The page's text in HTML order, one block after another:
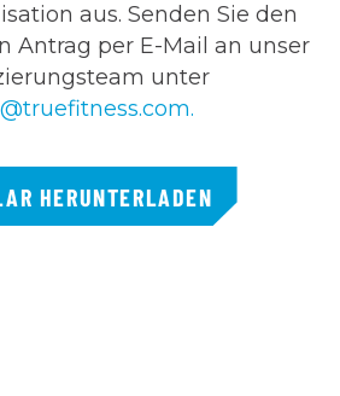
aus. Senden Sie den
Antrag per E-Mail an unser
unter
.
HERUNTERLADEN